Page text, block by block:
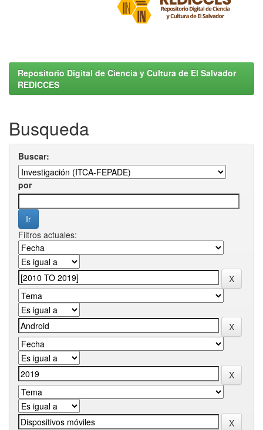
Repositorio Digital de Ciencia y Cultura de El Salvador
REDICCES
Busqueda
Buscar:
por
Filtros actuales: